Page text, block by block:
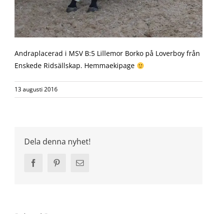
Andraplacerad i MSV B:5 Lillemor Borko på Loverboy från
Enskede Ridsällskap. Hemmaekipage
13 augusti 2016
Dela denna nyhet!
FacebookPinterestEmail